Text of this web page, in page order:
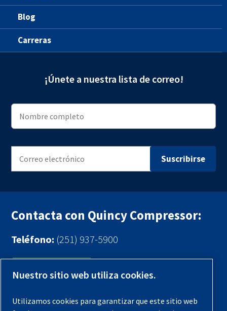
Blog
Carreras
¡Únete a nuestra lista de correo!
Contacta con Quincy Compressor:
Teléfono: (251) 937-5900
Contáctenos
Registra tu compresor
Nuestro sitio web utiliza cookies.
Utilizamos cookies para garantizar que este sitio web